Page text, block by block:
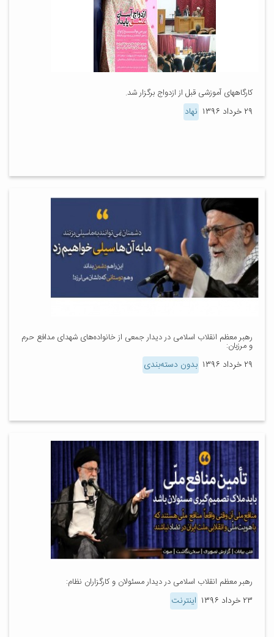
کارگاههای آموزشی قبل از ازدواج برگزار شد.
۲۹ خرداد ۱۳۹۶ نهاد
رهبر معظم انقلاب اسلامی در دیدار جمعی از خانواده‌های شهدای مدافع حرم
و مرزبان:
۲۹ خرداد ۱۳۹۶ بدون دسته‌بندی
رهبر معظم انقلاب اسلامی در دیدار مسئولان و کارگزاران نظام:
۲۳ خرداد ۱۳۹۶ اینترنت